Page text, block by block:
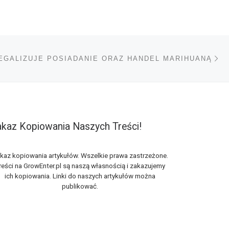
POSIADANIE ORAZ HANDEL MARIHUANĄ
Kopiowania Naszych Treści!
kopiowania artykułów. Wszelkie prawa zastrzeżone.
na GrowEnter.pl są naszą własnością i zakazujemy
ich kopiowania. Linki do naszych artykułów można
publikować.